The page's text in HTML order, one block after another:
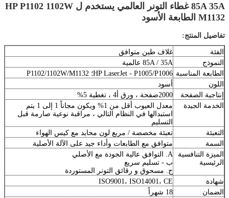
85A 35A غطاء التونر العالمي يستخدم ل HP P1102 1102W
M1132 الطابعة الأسود
تفاصيل المنتج:
الفئة
غلاف طين متوافق
النموذج
85A / 35A عالمية
الطابعة المناسبة HP LaserJet - P1005/P1006؛ P1102/1102W/M1132
اللون
أسود
إنتاجية الصفحة
2000صفحة ، ورق أ4 ، تغطية 5%
الخدمة الجيدة
معدل العيوب أقل من 1% ويكون مجاناً 1 إلى 1 يتم
استبدالها في النظام التالي ، مراقبة نوعية صارمة قبل
التسليم
التعبئة
تعبئة مخصصة / مربع لون محايد مع كيس الهواء
السمة
متوافق مع الطابعات وأداء جيد على الآلة الأصلية
الميزة التنافسية
الرئيسية
A. التوافق عالية الجودة مع الأصلي
ب - تسليم سريع
ج. مسحوق و رقائق التونر المستوردة
شهادة
ISO9001، ISO14001، CE
الضمان
18 شهراً